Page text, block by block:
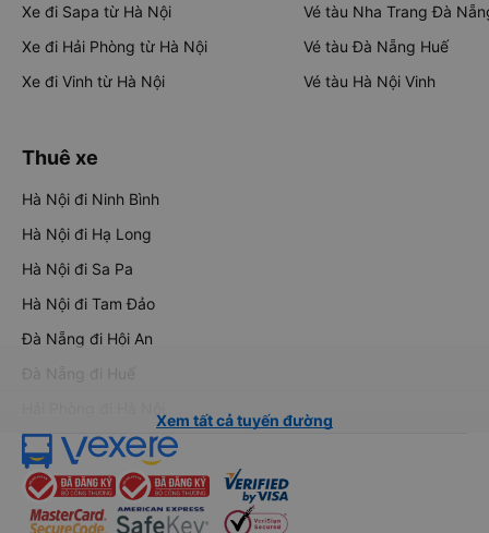
Xe đi Sapa từ Hà Nội
Xe đi Hải Phòng từ Hà Nội
Xe đi Vinh từ Hà Nội
Vé tàu Nha Trang Đà
Vé tàu Đà Nẵng Huế
Vé tàu Hà Nội Vinh
Thuê xe
Hà Nội đi Ninh Bình
Hà Nội đi Hạ Long
Hà Nội đi Sa Pa
Hà Nội đi Tam Đảo
Đà Nẵng đi Hội An
Đà Nẵng đi Huế
Xem tất cả tuyến đường